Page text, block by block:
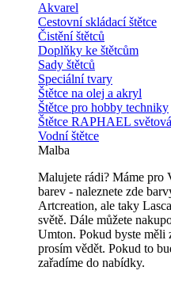
Akvarel
Cestovní skládací štětce
Čistění štětců
Doplňky ke štětcům
Sady štětců
Speciální tvary
Štětce na olej a akryl
Štětce pro hobby techniky
Štětce RAPHAEL
Vodní štětce
Malba
Malujete rádi? Máme pro
barev - naleznete zde
Artcreation, ale taky
světě. Dále můžete
Umton. Pokud byste měli
prosím vědět. Pokud to
zařadíme do nabídky.